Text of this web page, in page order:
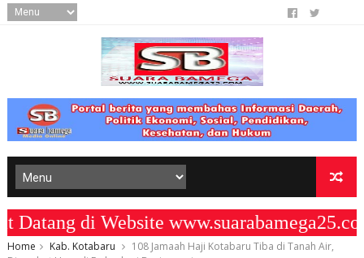
di Website
Home Kab. Kotabaru
108 Jamaah Haji Kotabaru Tiba di Tanah Air,